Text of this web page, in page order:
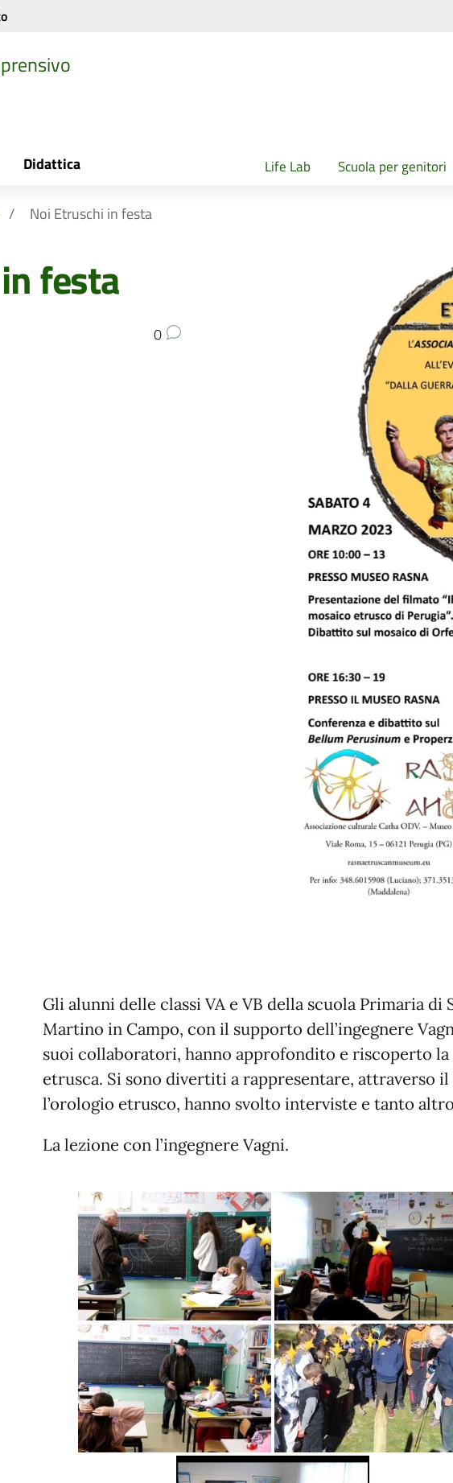
Didattica Life Lab Scuola per genitori
Noi Etruschi in festa
festa
0
Gli alunni delle classi VA e VB della scuola Primaria di
Martino in Campo, con il supporto dell’ingegnere
suoi collaboratori, hanno approfondito e riscoperto
etrusca. Si sono divertiti a rappresentare, attraverso
l’orologio etrusco, hanno svolto interviste e tanto
La lezione con l’ingegnere Vagni.